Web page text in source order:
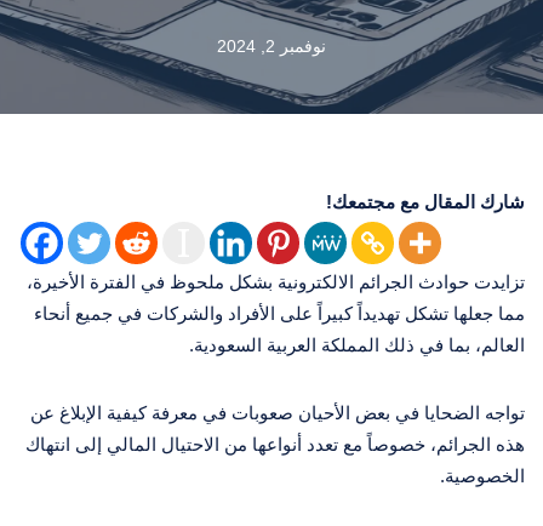
نوفمبر 2, 2024
شارك المقال مع مجتمعك!
تزايدت حوادث الجرائم الالكترونية بشكل ملحوظ في الفترة الأخيرة،
مما جعلها تشكل تهديداً كبيراً على الأفراد والشركات في جميع أنحاء
العالم، بما في ذلك المملكة العربية السعودية.
تواجه الضحايا في بعض الأحيان صعوبات في معرفة كيفية الإبلاغ عن
هذه الجرائم، خصوصاً مع تعدد أنواعها من الاحتيال المالي إلى انتهاك
الخصوصية.